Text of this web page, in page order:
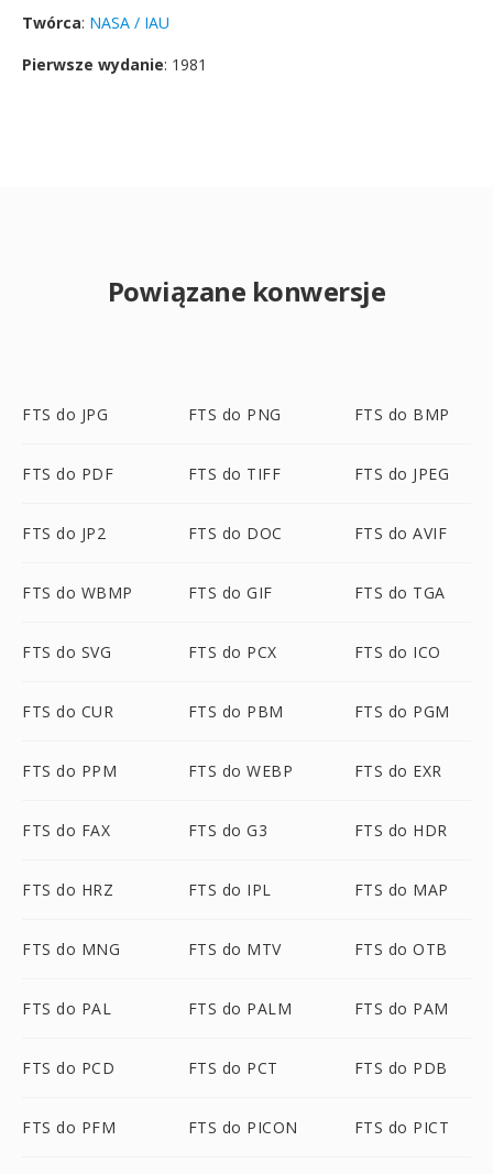
Twórca: NASA / IAU
Pierwsze wydanie: 1981
Powiązane konwersje
FTS do JPG FTS do PNG FTS do BMP
FTS do PDF FTS do TIFF FTS do JPEG
FTS do JP2 FTS do DOC FTS do AVIF
FTS do WBMP FTS do GIF FTS do TGA
FTS do SVG FTS do PCX FTS do ICO
FTS do CUR FTS do PBM FTS do PGM
FTS do PPM FTS do WEBP FTS do EXR
FTS do FAX FTS do G3 FTS do HDR
FTS do HRZ FTS do IPL FTS do MAP
FTS do MNG FTS do MTV FTS do OTB
FTS do PAL FTS do PALM FTS do PAM
FTS do PCD FTS do PCT FTS do PDB
FTS do PFM FTS do PICON FTS do PICT